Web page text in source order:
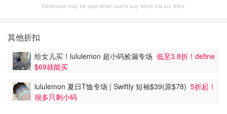
Dealmoon may be paid when users buy items via our links.
其他折扣
给女儿买！lululemon 超小码捡漏专场 低至3.8折！define
$69就能买
lululemon 夏日T恤专场 | Swiftly 短袖$39(原$78) 5折起！
很多只剩小码